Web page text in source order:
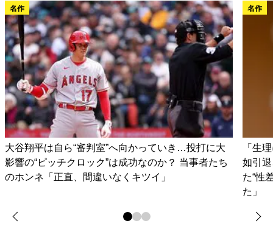
名作
大谷翔平は自ら“審判室”へ向かっていき…投打に大
影響の“ピッチクロック”は成功なのか？ 当事者たち
のホンネ「正直、間違いなくキツイ」
名作
「生
如引
た“性
た」